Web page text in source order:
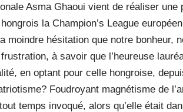
Asma Ghaoui vient de réaliser
la Champion’s League
moindre hésitation que notre bonheur,
à savoir que l’heureuse
en optant pour celle hongroise,
Foudroyant magnétisme de
temps invoqué, alors qu’elle était